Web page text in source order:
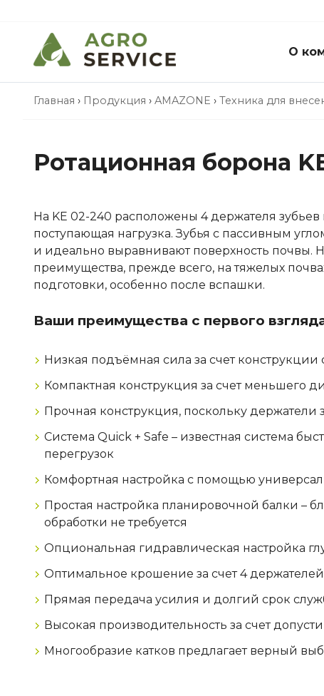
О
Главная › Продукция › AMAZONE › Техника для
Ротационная борона
На KE 02-240 расположены 4 держателя
поступающая нагрузка. Зубья с пассивным
и идеально выравнивают поверхность почвы.
преимущества, прежде всего, на тяжелых
подготовки, особенно после вспашки.
Ваши преимущества с первого
Низкая подъёмная сила за счет
Компактная конструкция за счет меньшего
Прочная конструкция, поскольку держатели
Система Quick + Safe – известная система
перегрузок
Комфортная настройка с помощью
Простая настройка планировочной балки –
обработки не требуется
Опциональная гидравлическая настройка
Оптимальное крошение за счет 4
Прямая передача усилия и долгий срок
Высокая производительность за счет
Многообразие катков предлагает верный